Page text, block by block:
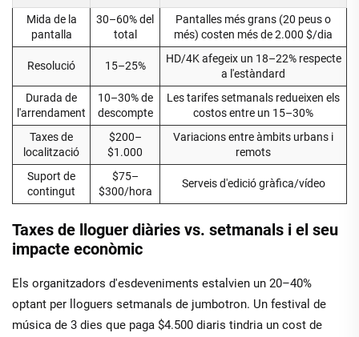
Mida de la
pantalla
30–60% del
total
Pantalles més grans (20 peus o
més) costen més de 2.000 $/dia
Resolució 15–25%
HD/4K afegeix un 18–22% respecte
a l'estàndard
Durada de
l'arrendament
10–30% de
descompte
Les tarifes setmanals redueixen els
costos entre un 15–30%
Taxes de
localització
$200–
$1.000
Variacions entre àmbits urbans i
remots
Suport de
contingut
$75–
$300/hora
Serveis d'edició gràfica/vídeo
Taxes de lloguer diàries vs. setmanals i el seu
impacte econòmic
Els organitzadors d'esdeveniments estalvien un 20–40%
optant per lloguers setmanals de jumbotron. Un festival de
música de 3 dies que paga $4.500 diaris tindria un cost de